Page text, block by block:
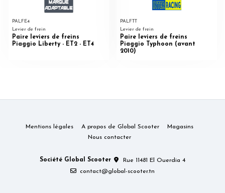
PALFE4
Levier de frein
Paire leviers de freins
Piaggio Liberty - ET2 - ET4
PALFTT
Levier de frein
Paire leviers de freins
Piaggio Typhoon (avant
2010)
Mentions légales A propos de Global Scooter
Magasins
Nous contacter
Société Global Scooter
Rue 11481 El Ouerdia 4
contact@global-scooter.tn